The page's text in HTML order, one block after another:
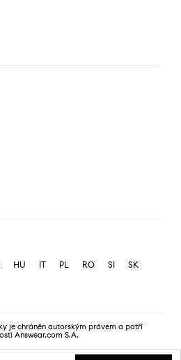
HU IT PL RO SI
SK
je chráněn autorským právem a patří
Answear.com S.A.